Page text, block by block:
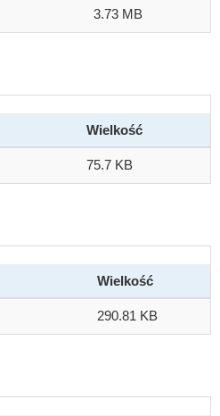
3.73 MB
Wielkość
75.7 KB
Wielkość
290.81 KB